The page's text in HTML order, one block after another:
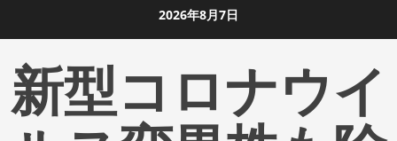
ン
ツ
2026年8月7日
新型コロナウイ